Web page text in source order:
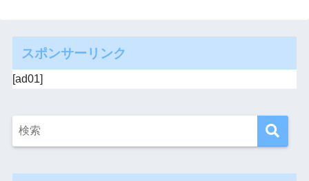
スポンサーリンク
[ad01]